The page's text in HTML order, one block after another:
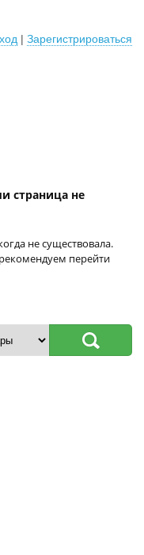
| Зарегистрироваться
страница не
не существовала.
перейти